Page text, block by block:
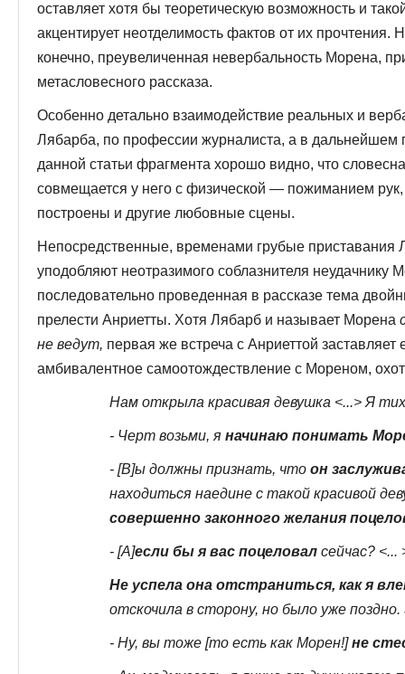
оставляет хотя бы теоретическую возможность и
акцентирует неотделимость фактов от их прочте­ния.
конечно, преувеличенная невербальность Морена,
метасловесного рассказа.
Особенно детально взаимодействие реальных и
Лябарба, по профессии журналиста, а в дальнейшем
данной статьи фрагмента хорошо видно, что
совмещается у него с физичес­кой — пожиманием
построены и другие любовные сцены.
Непосредственные, временами грубые
уподобляют неотразимого соблазнителя неудачнику
последовательно проведенная в рассказе тема
прелести Анриетты. Хотя Лябарб и называет Морена
не ведут, первая же встреча с Анриеттой заставляет
амбивалентное са­моотождествление с Мореном,
Нам открыла красивая девушка <...> Я
- Черт возьми, я начинаю понимать
- [В]ы должны признать, что он
находиться наедине с такой красивой
совершенно законного желания
- [А]если бы я вас поцеловал сейчас? <...
Не успела она отстраниться, как я
отскочила в сторону, но было уже
- Ну, вы тоже [то есть как Морен!]не